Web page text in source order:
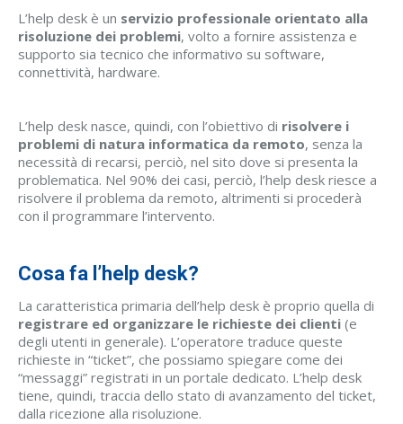
L’help desk è un servizio professionale orientato alla
risoluzione dei problemi, volto a fornire assistenza e
supporto sia tecnico che informativo su software,
connettività, hardware.
L’help desk nasce, quindi, con l’obiettivo di risolvere i
problemi di natura informatica da remoto, senza la
necessità di recarsi, perciò, nel sito dove si presenta la
problematica. Nel 90% dei casi, perciò, l’help desk riesce a
risolvere il problema da remoto, altrimenti si procederà
con il programmare l’intervento.
Cosa fa l’help desk?
La caratteristica primaria dell’help desk è proprio quella di
registrare ed organizzare le richieste dei clienti (e
degli utenti in generale). L’operatore traduce queste
richieste in “ticket”, che possiamo spiegare come dei
“messaggi” registrati in un portale dedicato. L’help desk
tiene, quindi, traccia dello stato di avanzamento del ticket,
dalla ricezione alla risoluzione.